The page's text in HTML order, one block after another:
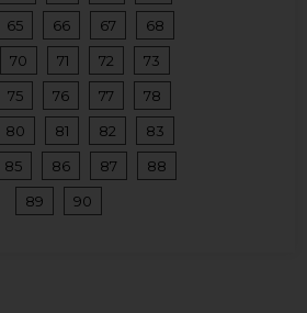
65 66 67
68
70 71 72
73
75 76 77
78
80 81 82
83
85 86 87
88
89
90